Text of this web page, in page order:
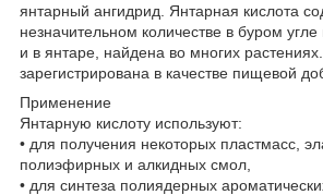
янтарный ангидрид. Янтарная кислота
незначительном количестве в буром
и в янтаре, найдена во многих
зарегистрирована в качестве пищевой
Применение
Янтарную кислоту используют:
• для получения некоторых пластмасс,
полиэфирных и алкидных смол,
• для синтеза полиядерных